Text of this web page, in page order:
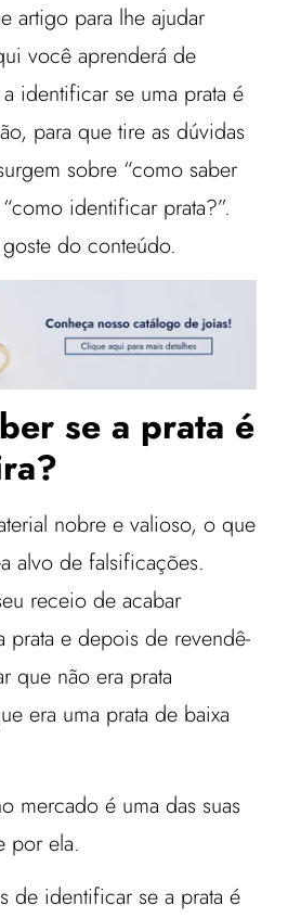
artigo para lhe ajudar
você aprenderá de
identificar se uma prata é
para que tire as dúvidas
sobre “como saber
identificar prata?”.
do conteúdo.
se a prata é
nobre e valioso, o que
alvo de falsificações.
receio de acabar
prata e depois de revendê-
que não era prata
era uma prata de baixa
mercado é uma das suas
por ela.
de identificar se a prata é